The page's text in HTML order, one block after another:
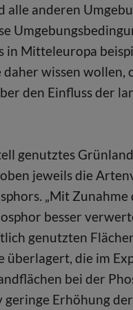
anderen
Mitteleuropa
wissen
den Einfluss der
genutztes
jeweils die
„Mit
besser
genutzten
die im
bei der
geringe Erhöhung